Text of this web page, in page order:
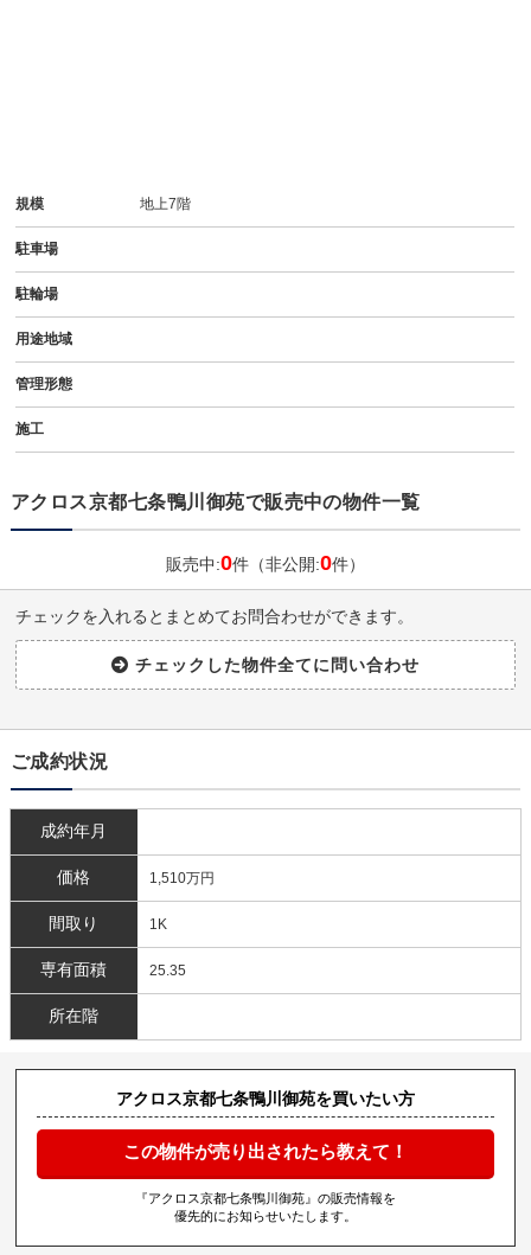
規模 地上7階
駐車場
駐輪場
用途地域
管理形態
施工
アクロス京都七条鴨川御苑で販売中の物件一覧
販売中:0件（非公開:0件）
チェックを入れるとまとめてお問合わせができます。
ご成約状況
成約年月
価格 1,510万円
間取り 1K
専有面積 25.35
所在階
アクロス京都七条鴨川御苑を買いたい方
この物件が売り出されたら教えて！
『アクロス京都七条鴨川御苑』の販売情報を
優先的にお知らせいたします。